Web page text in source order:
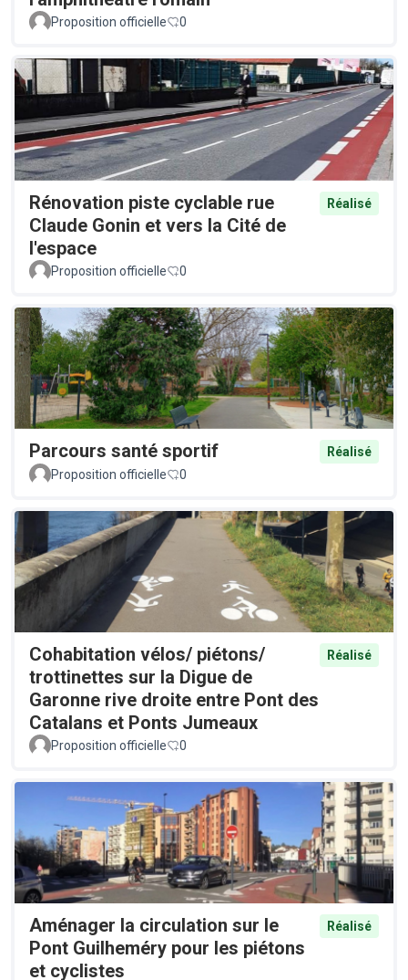
Proposition officielle 0
Rénovation piste cyclable rue
Claude Gonin et vers la Cité de
l'espace
Réalisé
Proposition officielle 0
Parcours santé sportif
Réalisé
Proposition officielle
0
Cohabitation vélos/ piétons/
trottinettes sur la Digue de
Garonne rive droite entre Pont des
Catalans et Ponts Jumeaux
Réalisé
Proposition officielle 0
Aménager la circulation sur le
Pont Guilheméry pour les piétons
et cyclistes
Réalisé